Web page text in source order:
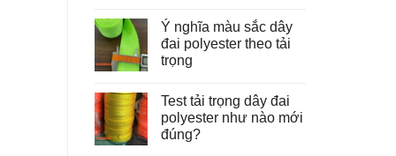
quy
trình
kiểm
tra
dây
đai
polyester
trong
bốc
bình
luận
ở
Bí
ưu
30%
chi
phí
vận
Ý nghĩa màu sắc dây
đai polyester theo tải
trọng
bình
luận
ở
Ý
Test tải trọng dây đai
polyester như nào mới
đúng?